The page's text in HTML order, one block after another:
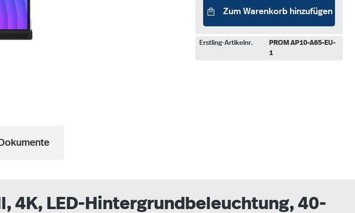
Zum Warenkorb hinzufügen
Erstling-Artikelnr.
PROM AP10-A65-EU-
1
Dokumente
4K, LED-Hintergrundbeleuchtung, 40-